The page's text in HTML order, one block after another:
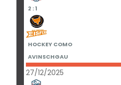
2 : 1
HOCKEY COMO
AVINSCHGAU
27/12/2025